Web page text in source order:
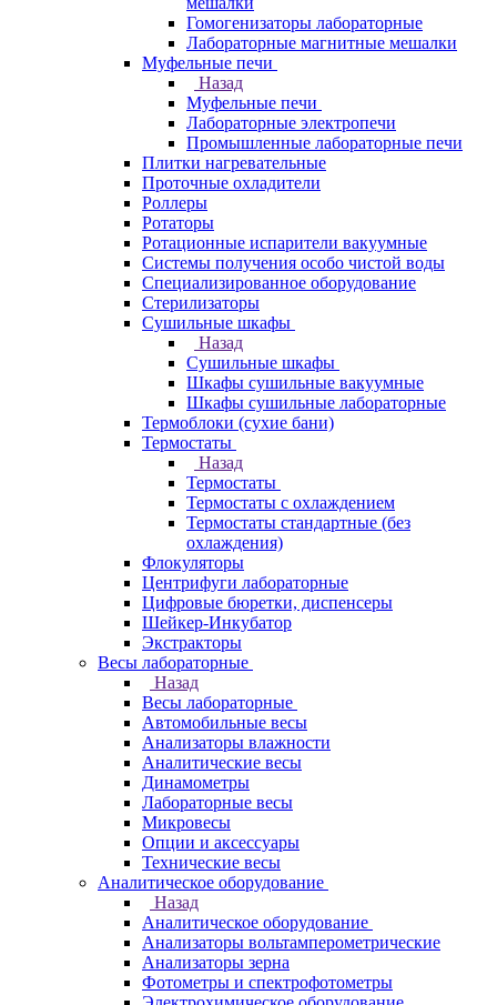
Гомогенизаторы лабораторные
Лабораторные магнитные мешалки
Муфельные печи
Назад
Муфельные печи
Лабораторные электропечи
Промышленные лабораторные печи
Плитки нагревательные
Проточные охладители
Роллеры
Ротаторы
Ротационные испарители вакуумные
Системы получения особо чистой воды
Специализированное оборудование
Стерилизаторы
Сушильные шкафы
Назад
Сушильные шкафы
Шкафы сушильные вакуумные
Шкафы сушильные лабораторные
Термоблоки (сухие бани)
Термостаты
Назад
Термостаты
Термостаты с охлаждением
Термостаты стандартные (без
охлаждения)
Флокуляторы
Центрифуги лабораторные
Цифровые бюретки, диспенсеры
Шейкер-Инкубатор
Экстракторы
Весы лабораторные
Назад
Весы лабораторные
Автомобильные весы
Анализаторы влажности
Аналитические весы
Динамометры
Лабораторные весы
Микровесы
Опции и аксессуары
Технические весы
Аналитическое оборудование
Назад
Аналитическое оборудование
Анализаторы вольтамперометрические
Анализаторы зерна
Фотометры и спектрофотометры